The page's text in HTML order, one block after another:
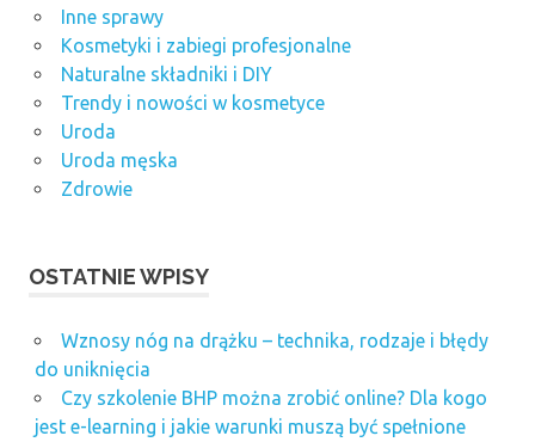
Inne sprawy
Kosmetyki i zabiegi profesjonalne
Naturalne składniki i DIY
Trendy i nowości w kosmetyce
Uroda
Uroda męska
Zdrowie
OSTATNIE WPISY
Wznosy nóg na drążku – technika, rodzaje i błędy
do uniknięcia
Czy szkolenie BHP można zrobić online? Dla kogo
jest e-learning i jakie warunki muszą być spełnione